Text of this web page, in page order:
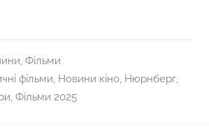
, Фільми
фільми, Новини кіно, Нюрнберг,
, Фільми 2025